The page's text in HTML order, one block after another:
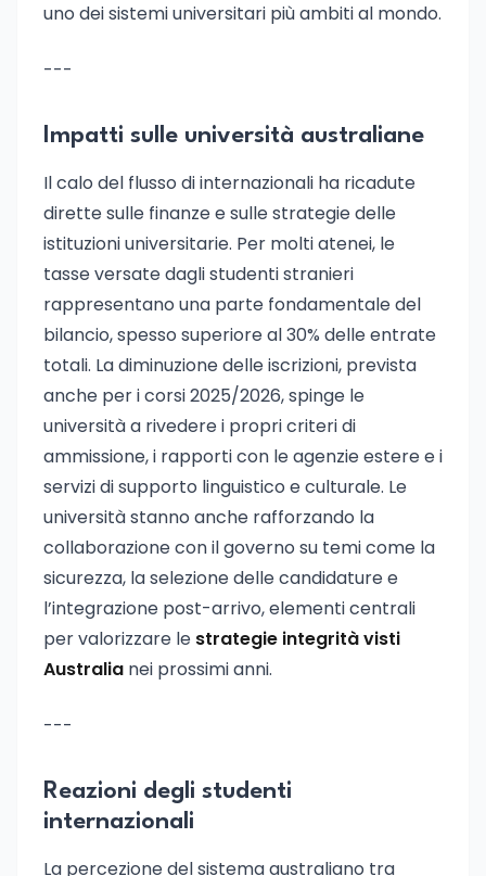
uno dei sistemi universitari più ambiti al mondo.
---
Impatti sulle università australiane
Il calo del flusso di internazionali ha ricadute
dirette sulle finanze e sulle strategie delle
istituzioni universitarie. Per molti atenei, le
tasse versate dagli studenti stranieri
rappresentano una parte fondamentale del
bilancio, spesso superiore al 30% delle entrate
totali. La diminuzione delle iscrizioni, prevista
anche per i corsi 2025/2026, spinge le
università a rivedere i propri criteri di
ammissione, i rapporti con le agenzie estere e i
servizi di supporto linguistico e culturale. Le
università stanno anche rafforzando la
collaborazione con il governo su temi come la
sicurezza, la selezione delle candidature e
l’integrazione post-arrivo, elementi centrali
per valorizzare le strategie integrità visti
Australia nei prossimi anni.
---
Reazioni degli studenti
internazionali
La percezione del sistema australiano tra